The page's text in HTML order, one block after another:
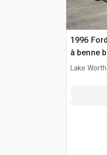
1996
à benne
Lake